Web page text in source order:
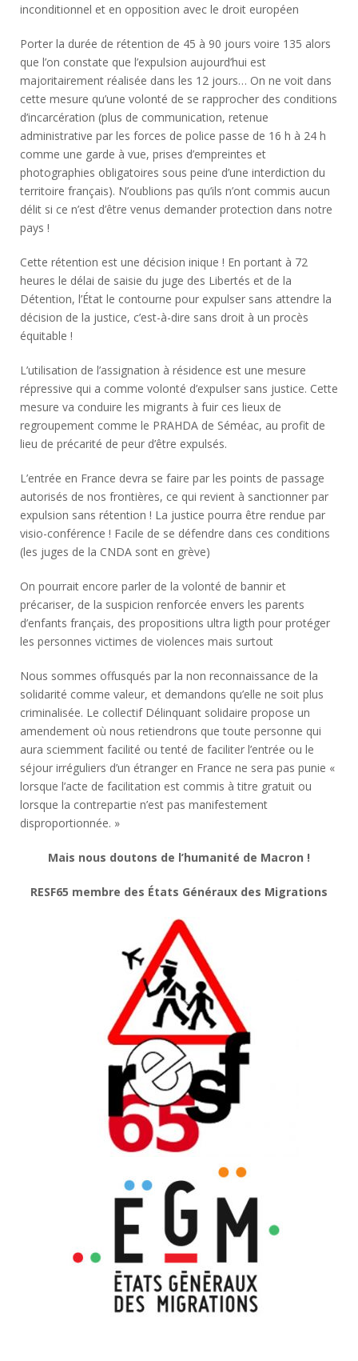
inconditionnel et en opposition avec le droit européen
Porter la durée de rétention de 45 à 90 jours voire 135 alors
que l’on constate que l’expulsion aujourd’hui est
majoritairement réalisée dans les 12 jours… On ne voit dans
cette mesure qu’une volonté de se rapprocher des conditions
d’incarcération (plus de communication, retenue
administrative par les forces de police passe de 16 h à 24 h
comme une garde à vue, prises d’empreintes et
photographies obligatoires sous peine d’une interdiction du
territoire français). N’oublions pas qu’ils n’ont commis aucun
délit si ce n’est d’être venus demander protection dans notre
pays !
Cette rétention est une décision inique ! En portant à 72
heures le délai de saisie du juge des Libertés et de la
Détention, l’État le contourne pour expulser sans attendre la
décision de la justice, c’est-à-dire sans droit à un procès
équitable !
L’utilisation de l’assignation à résidence est une mesure
répressive qui a comme volonté d’expulser sans justice. Cette
mesure va conduire les migrants à fuir ces lieux de
regroupement comme le PRAHDA de Séméac, au profit de
lieu de précarité de peur d’être expulsés.
L’entrée en France devra se faire par les points de passage
autorisés de nos frontières, ce qui revient à sanctionner par
expulsion sans rétention ! La justice pourra être rendue par
visio-conférence ! Facile de se défendre dans ces conditions
(les juges de la CNDA sont en grève)
On pourrait encore parler de la volonté de bannir et
précariser, de la suspicion renforcée envers les parents
d’enfants français, des propositions ultra ligth pour protéger
les personnes victimes de violences mais surtout
Nous sommes offusqués par la non reconnaissance de la
solidarité comme valeur, et demandons qu’elle ne soit plus
criminalisée. Le collectif Délinquant solidaire propose un
amendement où nous retiendrons que toute personne qui
aura sciemment facilité ou tenté de faciliter l’entrée ou le
séjour irréguliers d’un étranger en France ne sera pas punie «
lorsque l’acte de facilitation est commis à titre gratuit ou
lorsque la contrepartie n’est pas manifestement
disproportionnée. »
Mais nous doutons de l’humanité de Macron !
RESF65 membre des États Généraux des Migrations